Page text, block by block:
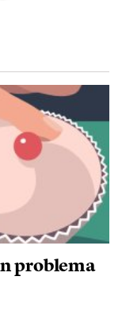
problema